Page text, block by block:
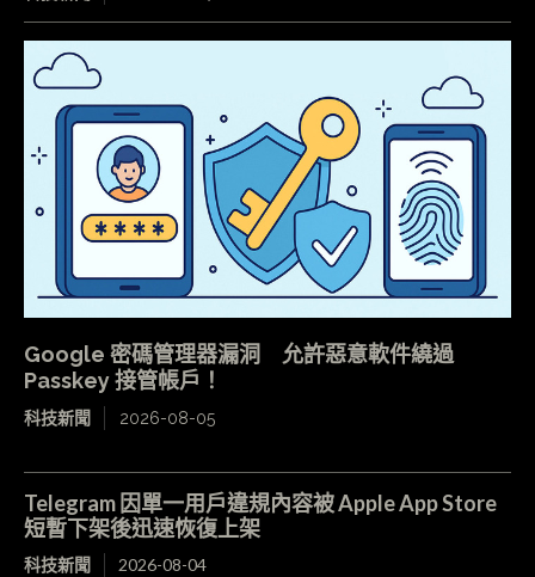
Google 密碼管理器漏洞 允許惡意軟件繞過
Passkey 接管帳戶！
科技新聞 2026-08-05
Telegram 因單一用戶違規內容被 Apple App Store
短暫下架後迅速恢復上架
科技新聞 2026-08-04